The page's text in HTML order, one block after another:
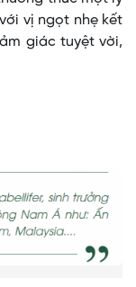
vị ngọt nhẹ kết
giác tuyệt vời,